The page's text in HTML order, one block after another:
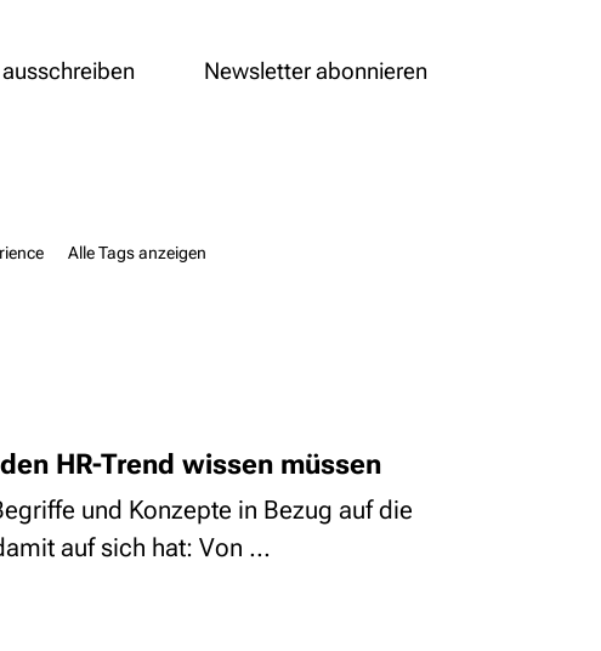
Newsletter abonnieren
Alle Tags anzeigen
HR-Trend wissen müssen
und Konzepte in Bezug auf die
auf sich hat: Von ...